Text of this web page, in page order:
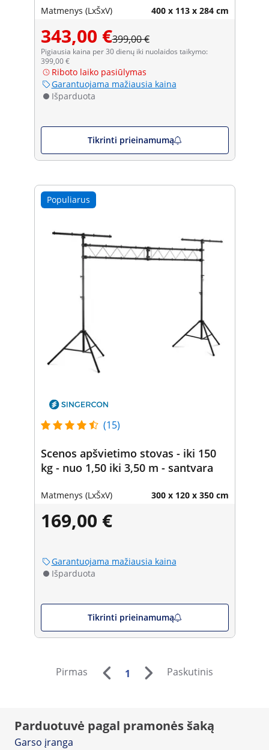
Matmenys (LxŠxV) 400 x 113 x 284 cm
343,00 €399,00 €
Pigiausia kaina per 30 dienų iki nuolaidos taikymo:
399,00 €
Riboto laiko pasiūlymas
Garantuojama mažiausia kaina
Išparduota
Tikrinti prieinamumą
Populiarus
(15)
Scenos apšvietimo stovas - iki 150
kg - nuo 1,50 iki 3,50 m - santvara
Matmenys (LxŠxV) 300 x 120 x 350 cm
169,00 €
Garantuojama mažiausia kaina
Išparduota
Tikrinti prieinamumą
Pirmas 1 Paskutinis
Parduotuvė pagal pramonės šaką
Garso įranga